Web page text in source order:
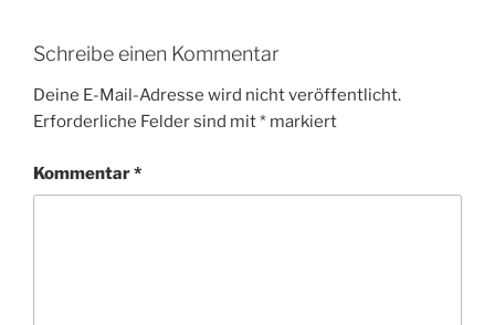
Schreibe einen Kommentar
Deine E-Mail-Adresse wird nicht veröffentlicht.
Erforderliche Felder sind mit* markiert
Kommentar*